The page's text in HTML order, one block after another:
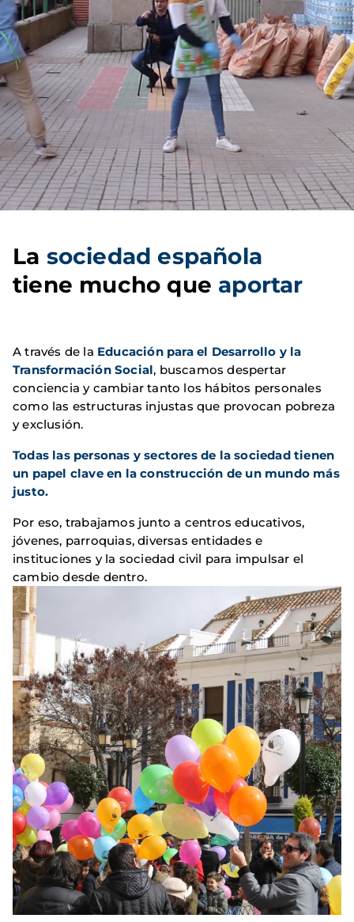
La sociedad española
tiene mucho que aportar
A través de la Educación para el Desarrollo y la
Transformación Social, buscamos despertar
conciencia y cambiar tanto los hábitos personales
como las estructuras injustas que provocan pobreza
y exclusión.
Todas las personas y sectores de la sociedad tienen
un papel clave en la construcción de un mundo más
justo.
Por eso, trabajamos junto a centros educativos,
jóvenes, parroquias, diversas entidades e
instituciones y la sociedad civil para impulsar el
cambio desde dentro.